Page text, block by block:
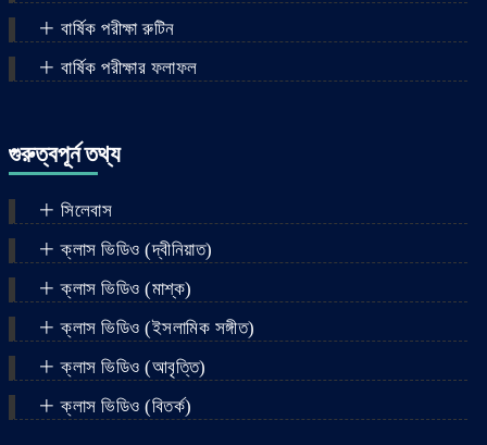
বার্ষিক পরীক্ষা রুটিন
বার্ষিক পরীক্ষার ফলাফল
গুরুত্বপূর্ন তথ্য
সিলেবাস
ক্লাস ভিডিও (দ্বীনিয়াত)
ক্লাস ভিডিও (মাশ্‌ক)
ক্লাস ভিডিও (ইসলামিক সঙ্গীত)
ক্লাস ভিডিও (আবৃত্তি)
ক্লাস ভিডিও (বিতর্ক)